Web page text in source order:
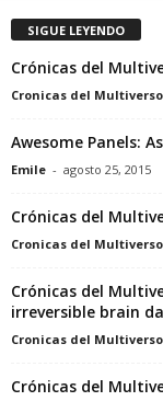
SIGUE LEYENDO
Crónicas del
Cronicas del Multiverso
Awesome Panels:
Emile - agosto 25, 2015
Crónicas del
Cronicas del Multiverso
Crónicas del
irreversible brain
Cronicas del Multiverso
Crónicas del